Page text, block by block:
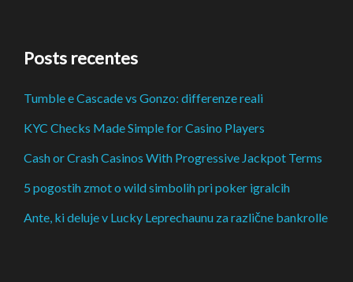
Posts recentes
Tumble e Cascade vs Gonzo: differenze reali
KYC Checks Made Simple for Casino Players
Cash or Crash Casinos With Progressive Jackpot Terms
5 pogostih zmot o wild simbolih pri poker igralcih
Ante, ki deluje v Lucky Leprechaunu za različne bankrolle